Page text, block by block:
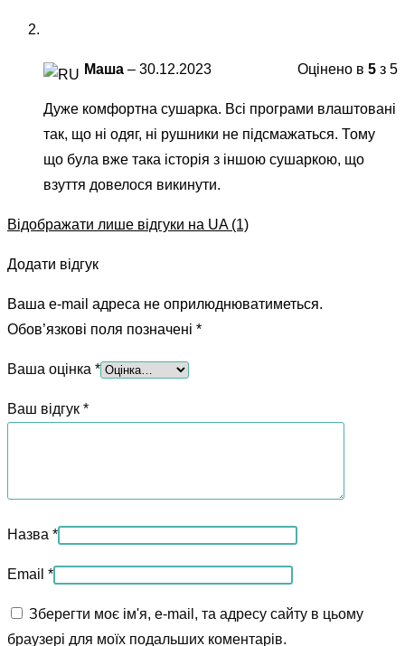
Оцінено в 5 з 5
Маша – 30.12.2023
Дуже комфортна сушарка. Всі програми влаштовані
так, що ні одяг, ні рушники не підсмажаться. Тому
що була вже така історія з іншою сушаркою, що
взуття довелося викинути.
Відображати лише відгуки на UA (1)
Додати відгук
Ваша e-mail адреса не оприлюднюватиметься.
Обов’язкові поля позначені *
Ваша оцінка *
Ваш відгук *
Назва *
Email *
Зберегти моє ім'я, e-mail, та адресу сайту в цьому
браузері для моїх подальших коментарів.